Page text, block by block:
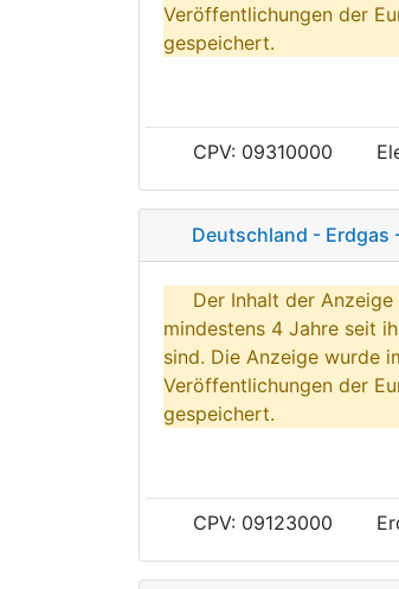
Veröffentlichungen der
gespeichert.
CPV: 09310000
Deutschland - Erdgas
Der Inhalt der
mindestens 4 Jahre seit
sind. Die Anzeige wurde
Veröffentlichungen der
gespeichert.
CPV: 09123000